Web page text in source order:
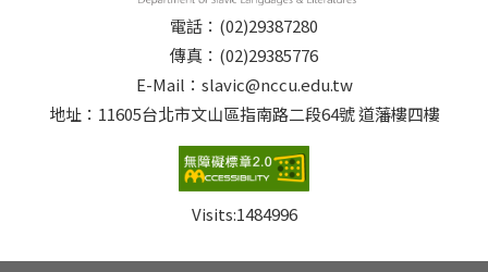
電話：(02)29387280
傳真：(02)29385776
E-Mail：slavic@nccu.edu.tw
地址：11605台北市文山區指南路二段64號 道藩樓四樓
Visits:1484996